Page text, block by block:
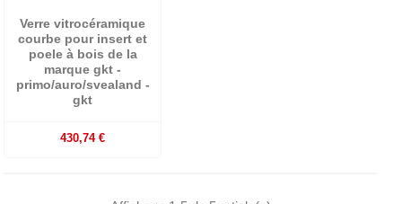
Verre vitrocéramique
courbe pour insert et
poele à bois de la
marque gkt -
primo/auro/svealand -
gkt
430,74 €